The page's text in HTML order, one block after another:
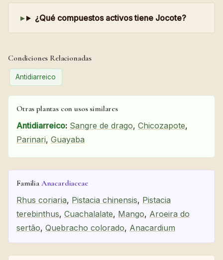
¿Qué compuestos activos tiene Jocote?
Condiciones Relacionadas
Antidiarreico
Otras plantas con usos similares
Antidiarreico: Sangre de drago, Chicozapote,
Parinari, Guayaba
Familia Anacardiaceae
Rhus coriaria, Pistacia chinensis, Pistacia
terebinthus, Cuachalalate, Mango, Aroeira do
sertão, Quebracho colorado, Anacardium